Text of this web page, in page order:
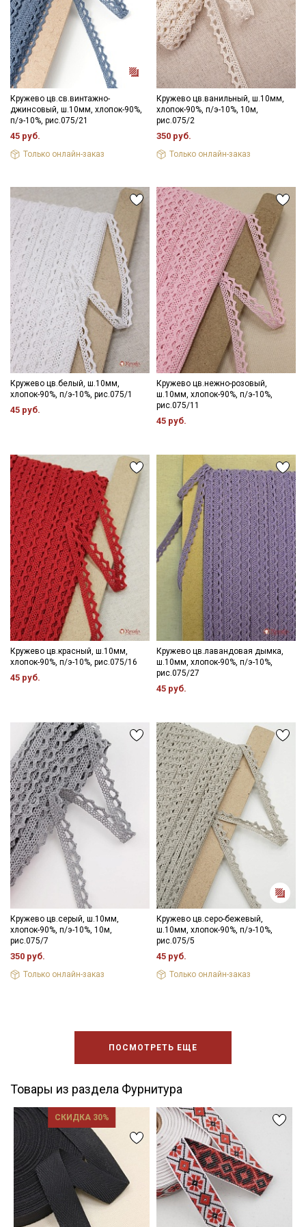
Кружево цв.св.винтажно-
джинсовый, ш.10мм, хлопок-90%,
п/э-10%, рис.075/21
45 руб.
Только онлайн-заказ
Кружево цв.ванильный, ш.10мм,
хлопок-90%, п/э-10%, 10м,
рис.075/2
350 руб.
Только онлайн-заказ
Кружево цв.белый, ш.10мм,
хлопок-90%, п/э-10%, рис.075/1
45 руб.
Кружево цв.нежно-розовый,
ш.10мм, хлопок-90%, п/э-10%,
рис.075/11
45 руб.
Кружево цв.красный, ш.10мм,
хлопок-90%, п/э-10%, рис.075/16
45 руб.
Кружево цв.лавандовая дымка,
ш.10мм, хлопок-90%, п/э-10%,
рис.075/27
45 руб.
Кружево цв.серый, ш.10мм,
хлопок-90%, п/э-10%, 10м,
рис.075/7
350 руб.
Только онлайн-заказ
Кружево цв.серо-бежевый,
ш.10мм, хлопок-90%, п/э-10%,
рис.075/5
45 руб.
Только онлайн-заказ
ПОСМОТРЕТЬ ЕЩЕ
Товары из раздела Фурнитура
СКИДКА 30%
Секретная рассылка от Купава
Мы публикуем здесь дополнительные
промокоды и скидки до 30% на узкие
категории тканей
Электронная почта
Подписаться
Ознакомлен(а) с Политикой обработки персональных
данных и даюСогласие на обработку персональных
данных
Даю Согласие на получение рекламных и
информационных рассылок